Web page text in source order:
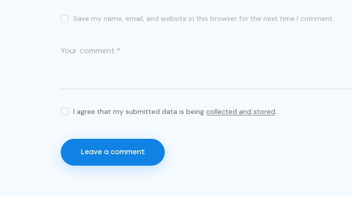
Save my name, email, and website in this browser for the next time I comment.
I agree that my submitted data is beingcollected and stored.